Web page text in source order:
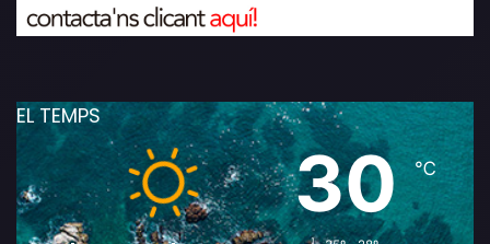
EL TEMPS
30℃